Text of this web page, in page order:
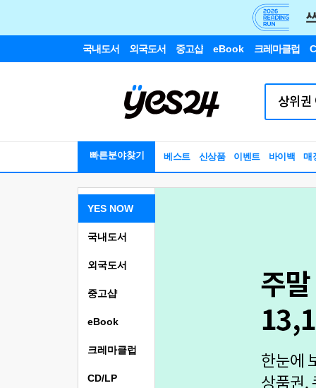
국내도서 외국도서 중고샵 eBook 크레마클럽
빠른분야찾기 베스트 신상품 이벤트 바이백 매
YES NOW
국내도서
외국도서
중고샵
eBook
크레마클럽
CD/LP